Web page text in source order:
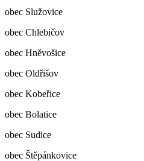
obec Služovice
obec Chlebičov
obec Hněvošice
obec Oldřišov
obec Kobeřice
obec Bolatice
obec Sudice
obec Štěpánkovice